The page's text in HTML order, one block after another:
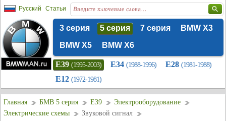
Русский Статьи
3 серия 5 серия 7 серия
BMW X3
BMW X5
BMW X6
E39 (1995-2003) E34 (1988-1996) E28 (1981-1988)
E12 (1972-1981)
Главная БМВ 5 серия E39
Электрооборудование
Электрические схемы
Звуковой сигнал